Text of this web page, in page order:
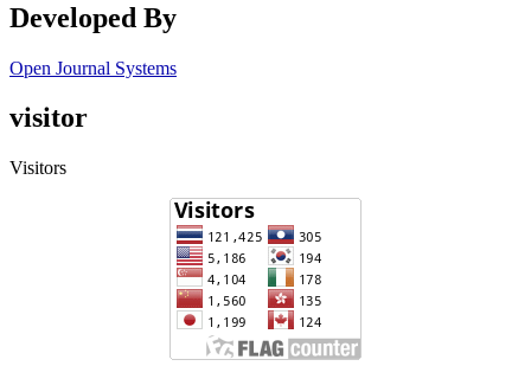
Developed By
Open Journal Systems
visitor
Visitors